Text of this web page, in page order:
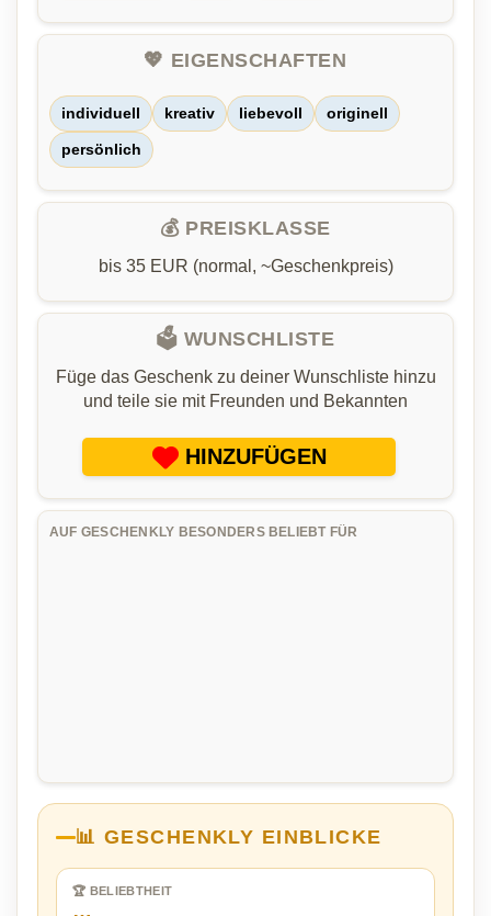
💖 EIGENSCHAFTEN
individuell kreativ liebevoll originell
persönlich
💰 PREISKLASSE
bis 35 EUR (normal, ~Geschenkpreis)
🗳️ WUNSCHLISTE
Füge das Geschenk zu deiner Wunschliste hinzu
und teile sie mit Freunden und Bekannten
HINZUFÜGEN
AUF GESCHENKLY BESONDERS BELIEBT FÜR
📊 GESCHENKLY EINBLICKE
🏆 BELIEBTHEIT